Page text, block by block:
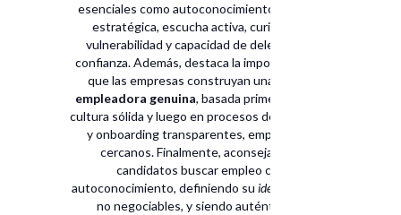
esenciales como autoconocimiento, claridad
estratégica, escucha activa, curiosidad,
vulnerabilidad y capacidad de delegar con
confianza. Además, destaca la importancia de
que las empresas construyan una
empleadora genuina, basada primero en una
cultura sólida y luego en procesos de selección
y onboarding transparentes, empáticos y
cercanos. Finalmente, aconseja a los
candidatos buscar empleo con
autoconocimiento, definiendo su ideal job
no negociables, y siendo auténticos y